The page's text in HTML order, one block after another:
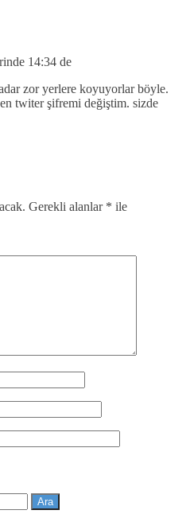
14:34 de
zor yerlere koyuyorlar böyle.
twiter şifremi değiştim. sizde
Gerekli alanlar * ile